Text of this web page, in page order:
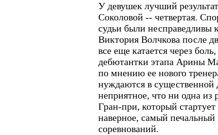
У девушек лучший
Соколовой -- четвертая.
судьи были несправедливы
Виктория Волчкова после
все еще катается через
дебютантки этапа Арины
по мнению ее нового
нуждаются в существенной
неприятное, что ни одна из
Гран-при, который
наверное, самый печальный
соревнований.